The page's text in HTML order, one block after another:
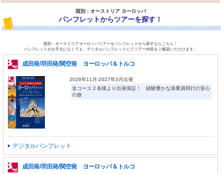
国別：オーストリア ヨーロッパ
パンフレットからツアーを探す！
国別：オーストリアヨーロッパツアーをパンフレットから探すならこちら！
パンフレットがお手元になくても、デジタルパンフレットにてツアー内容をご確認いただけます。
成田発/羽田発/関空発 ヨーロッパ＆トルコ
2026年11月-2027年3月出発
全コース２名様より出発保証！ 経験豊かな添乗員同行の安心
の旅
デジタルパンフレット
成田発/羽田発/関空発 ヨーロッパ＆トルコ